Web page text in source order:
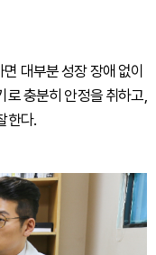
대부분 성장 장애 없이
로 충분히 안정을 취하고,
한다.